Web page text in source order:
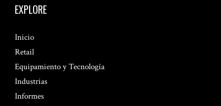
EXPLORE
Inicio
Retail
Equipamiento y Tecnología
Industrias
Informes